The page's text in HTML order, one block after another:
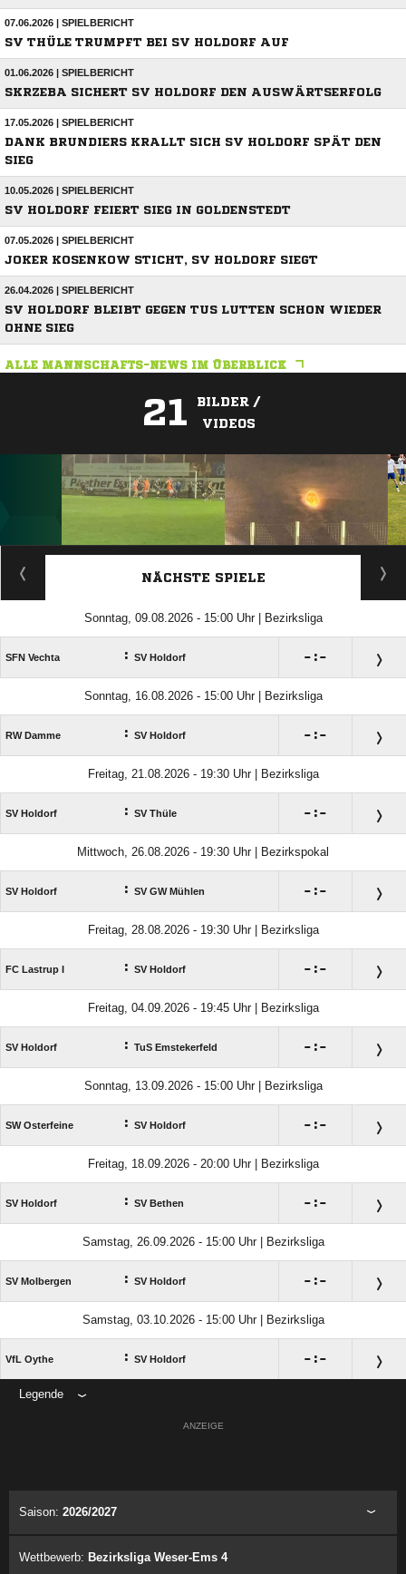
07.06.2026 | SPIELBERICHT
SV THÜLE TRUMPFT BEI SV HOLDORF AUF
01.06.2026 | SPIELBERICHT
SKRZEBA SICHERT SV HOLDORF DEN AUSWÄRTSERFOLG
17.05.2026 | SPIELBERICHT
DANK BRUNDIERS KRALLT SICH SV HOLDORF SPÄT DEN
SIEG
10.05.2026 | SPIELBERICHT
SV HOLDORF FEIERT SIEG IN GOLDENSTEDT
07.05.2026 | SPIELBERICHT
JOKER KOSENKOW STICHT, SV HOLDORF SIEGT
26.04.2026 | SPIELBERICHT
SV HOLDORF BLEIBT GEGEN TUS LUTTEN SCHON WIEDER
OHNE SIEG
ALLE MANNSCHAFTS-NEWS IM ÜBERBLICK
21
BILDER /
VIDEOS
ANZEIGE
NÄCHSTE SPIELE
Sonntag, 09.08.2026 - 15:00 Uhr | Bezirksliga
SFN Vechta : SV Holdorf  :
Sonntag, 16.08.2026 - 15:00 Uhr | Bezirksliga
RW Damme : SV Holdorf  :
Freitag, 21.08.2026 - 19:30 Uhr | Bezirksliga
SV Holdorf : SV Thüle  :
Mittwoch, 26.08.2026 - 19:30 Uhr | Bezirkspokal
SV Holdorf : SV GW Mühlen  :
Freitag, 28.08.2026 - 19:30 Uhr | Bezirksliga
FC Lastrup I : SV Holdorf  :
Freitag, 04.09.2026 - 19:45 Uhr | Bezirksliga
SV Holdorf : TuS Emstekerfeld  :
Sonntag, 13.09.2026 - 15:00 Uhr | Bezirksliga
SW Osterfeine : SV Holdorf  :
Freitag, 18.09.2026 - 20:00 Uhr | Bezirksliga
SV Holdorf : SV Bethen  :
Samstag, 26.09.2026 - 15:00 Uhr | Bezirksliga
SV Molbergen : SV Holdorf  :
Samstag, 03.10.2026 - 15:00 Uhr | Bezirksliga
VfL Oythe : SV Holdorf  :
Legende
ANZEIGE
Saison: 2026/2027
Wettbewerb: Bezirksliga Weser-Ems 4